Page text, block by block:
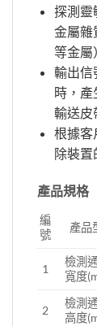
探測靈
金屬雜
等金屬
輸出信
時，產
輸送皮
根據客
除裝置
產品規格
編
號
產品
1
檢測
寬度
2
檢測
高度